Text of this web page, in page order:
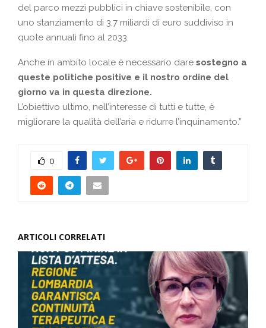
del parco mezzi pubblici in chiave sostenibile, con
uno stanziamento di 3,7 miliardi di euro suddiviso in
quote annuali fino al 2033.
Anche in ambito locale è necessario dare sostegno a
queste politiche positive e il nostro ordine del
giorno va in questa direzione.
L’obiettivo ultimo, nell’interesse di tutti e tutte, è
migliorare la qualità dell’aria e ridurre l’inquinamento.”
0
ARTICOLI CORRELATI